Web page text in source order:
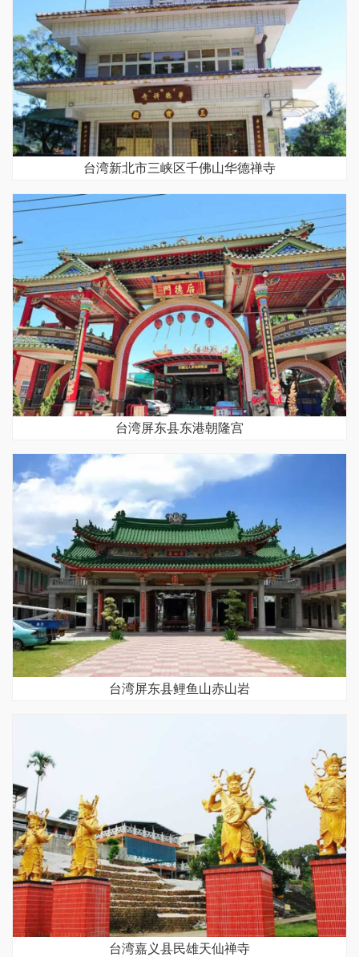
台湾新北市三峡区千佛山华德禅寺
台湾屏东县东港朝隆宫
台湾屏东县鲤鱼山赤山岩
台湾嘉义县民雄天仙禅寺